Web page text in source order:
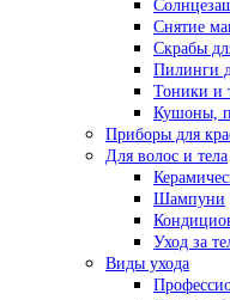
Снятие
Скрабы
Пилинги
Тоники и
Кушоны,
Приборы для
Для волос и тела
Шампуни
Уход за
Виды ухода